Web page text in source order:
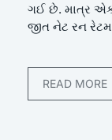
ગઈ છે. માત્ર એક
જીત નેટ રન
READ MORE